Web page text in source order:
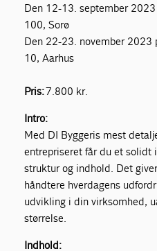
Den 12-13. september
100, Sorø
Den 22-23. november 2023
10, Aarhus
Pris:7.800 kr.
Intro:
Med DI Byggeris mest
entrepriseret får du et solidt
struktur og indhold. Det
håndtere hverdagens
udvikling i din virksomhed,
størrelse.
Indhold: